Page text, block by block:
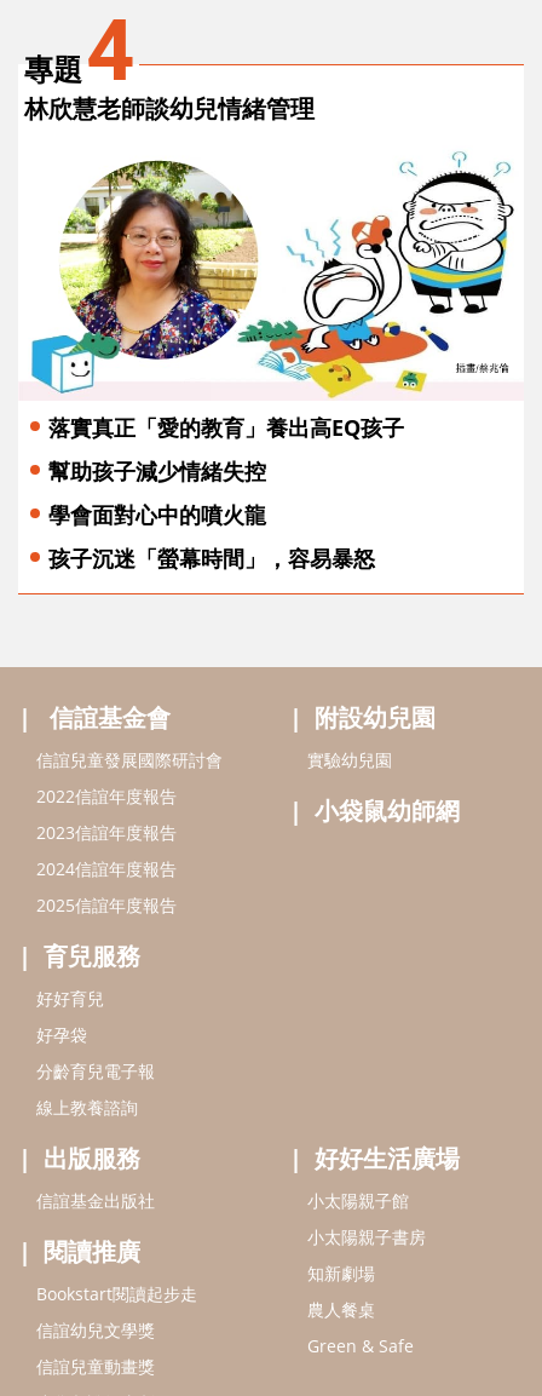
專題4
林欣慧老師談幼兒情緒管理
落實真正「愛的教育」養出高EQ孩子
幫助孩子減少情緒失控
學會面對心中的噴火龍
孩子沉迷「螢幕時間」，容易暴怒
信誼基金會
信誼兒童發展國際研討會
2022信誼年度報告
2023信誼年度報告
2024信誼年度報告
2025信誼年度報告
育兒服務
好好育兒
好孕袋
分齡育兒電子報
線上教養諮詢
附設幼兒園
實驗幼兒園
小袋鼠幼師網
出版服務
信誼基金出版社
閱讀推廣
Bookstart閱讀起步走
信誼幼兒文學獎
信誼兒童動畫獎
好好生活廣場
小太陽親子館
小太陽親子書房
知新劇場
農人餐桌
Green & Safe